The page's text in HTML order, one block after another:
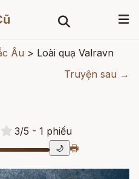
Âu > Loài quạ Valravn
Truyện sau →
3/5 - 1 phiếu
🌙 🖶